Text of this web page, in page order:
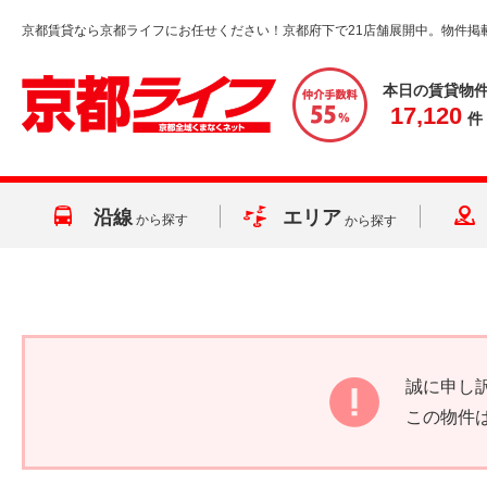
京都賃貸なら京都ライフにお任せください！京都府下で21店舗展開中。物件掲
本日の賃貸物
17,120 件
沿線 から探す エリア から探す
誠に申し
この物件